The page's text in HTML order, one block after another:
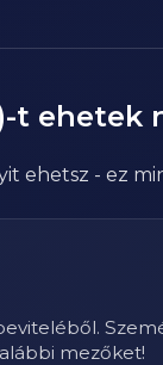
-t ehetek
ehetsz - ez
mezőket!